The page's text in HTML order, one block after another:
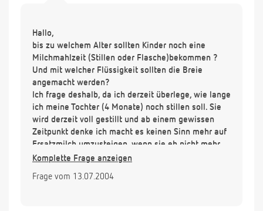
Hallo,
bis zu welchem Alter sollten Kinder noch eine
Milchmahlzeit (Stillen oder Flasche)bekommen ?
Und mit welcher Flüssigkeit sollten die Breie
angemacht werden?
Ich frage deshalb, da ich derzeit überlege, wie lange
ich meine Tochter (4 Monate) noch stillen soll. Sie
wird derzeit voll gestillt und ab einem gewissen
Zeitpunkt denke ich macht es keinen Sinn mehr auf
Ersatzmilch umzusteigen, wenn sie eh nicht mehr
lange eine Milchmahlzeit braucht.
nicht.
Komplette Frage anzeigen
Frage vom 13.07.2004